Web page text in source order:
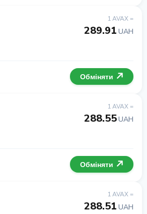
1 AVAX =
289.91 UAH
Обміняти
1 AVAX =
288.55UAH
Обміняти
1 AVAX =
288.51 UAH